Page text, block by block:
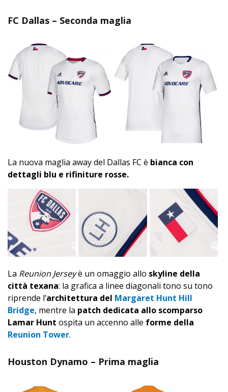
FC Dallas – Seconda maglia
La nuova maglia away del Dallas FC è bianca con
dettagli blu e rifiniture rosse.
La Reunion Jerseyè un omaggio allo skyline della
città texana: la grafica a linee diagonali tono su tono
riprende l’architettura del Margaret Hunt Hill
Bridge, mentre la patch dedicata allo scomparso
Lamar Hunt ospita un accenno alle forme della
Reunion Tower.
Houston Dynamo – Prima maglia